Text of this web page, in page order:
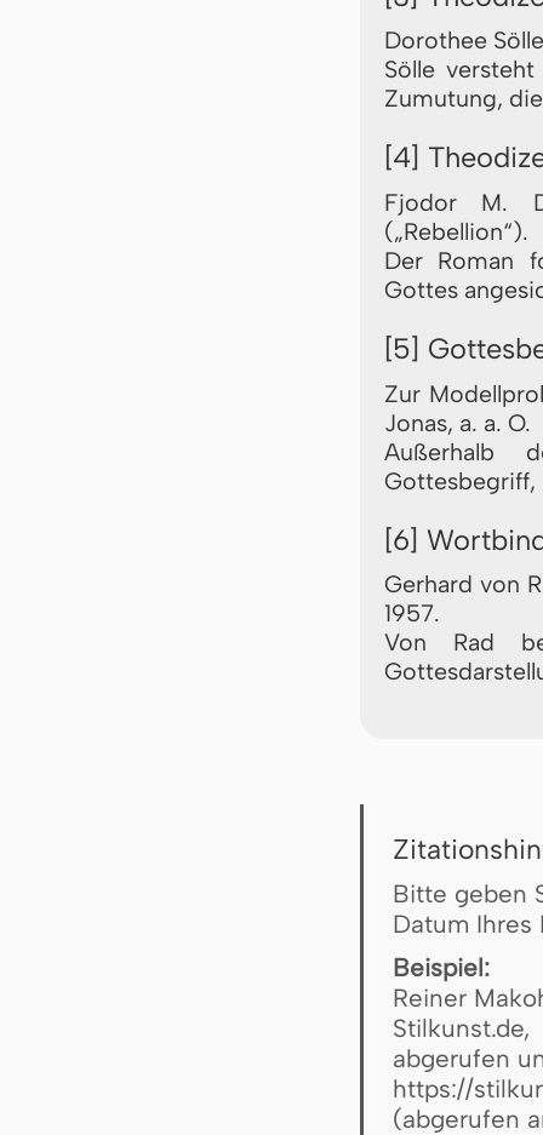
Dorothee
Sölle
Zumutung,
[4]
Fjodor M.
(„Rebellion“).
Der Roman
Gottes
[5]
Zur
Jonas, a. a. O.
Außerhalb
Gottesbegriff,
[6]
Gerhard von
1957.
Von Rad
Bitte geben
Datum Ihres
Beispiel:
Reiner
Stilkunst.de,
abgerufen
https://
(abgerufen